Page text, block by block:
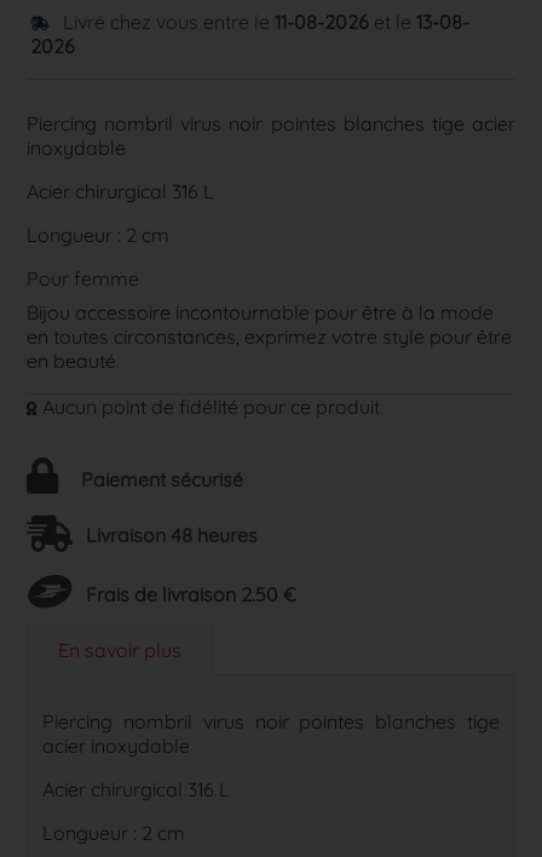
Livré chez vous entre le11-08-2026 et le13-08-
2026
Piercing nombril virus noir pointes blanches tige acier
inoxydable
Acier chirurgical 316 L
Longueur : 2 cm
Pour femme
Bijou accessoire incontournable pour être à la mode
en toutes circonstances, exprimez votre style pour être
en beauté.
Aucun point de fidélité pour ce produit.
Paiement sécurisé
Livraison 48 heures
Frais de livraison 2.50 €
En savoir plus
Piercing nombril virus noir pointes blanches tige
acier inoxydable
Acier chirurgical 316 L
Longueur : 2 cm